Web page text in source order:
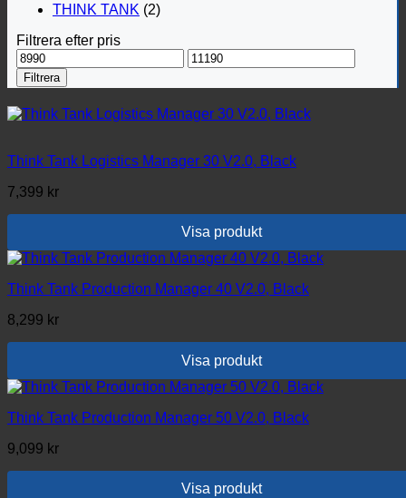
THINK TANK (2)
Filtrera efter pris
Min
pris
Max
pris
Filtrera
Think Tank Logistics Manager 30 V2.0, Black
7,399 kr
Visa produkt
Think Tank Production Manager 40 V2.0, Black
8,299 kr
Visa produkt
Think Tank Production Manager 50 V2.0, Black
9,099 kr
Visa produkt